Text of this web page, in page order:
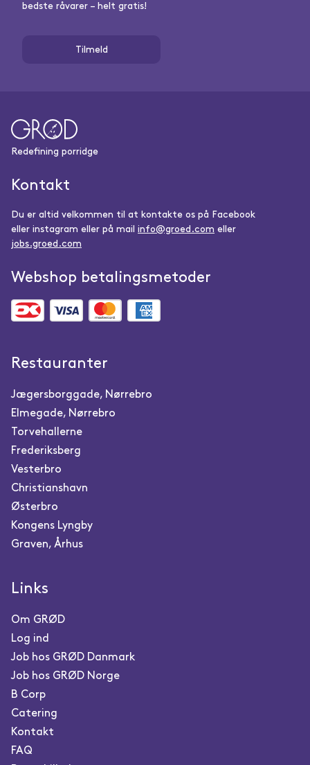
bedste råvarer – helt gratis!
Tilmeld
Redefining porridge
Kontakt
Du er altid velkommen til at kontakte os på Facebook
eller instagram eller på mail info@groed.com eller
jobs.groed.com
Webshop betalingsmetoder
Restauranter
Jægersborggade, Nørrebro
Elmegade, Nørrebro
Torvehallerne
Frederiksberg
Vesterbro
Christianshavn
Østerbro
Kongens Lyngby
Graven, Århus
Links
Om GRØD
Log ind
Job hos GRØD Danmark
Job hos GRØD Norge
B Corp
Catering
Kontakt
FAQ